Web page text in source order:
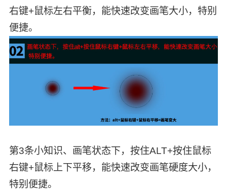
右键+鼠标左右平衡，能快速改变画笔大小，特别
便捷。
第3条小知识、画笔状态下，按住ALT+按住鼠标
右键+鼠标上下平移，能快速改变画笔硬度大小，
特别便捷。